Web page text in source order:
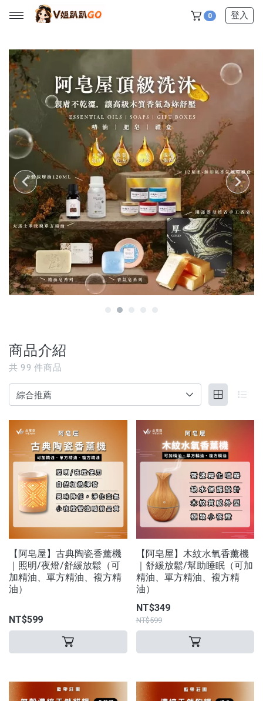
0 登入
所有產品
【V姐團購專屬優惠】
【春季下殺特賣】
【新品上市】
【美髮護理】
【服飾內著】
【居家生活】
【營養保健】
【3C家電/周邊】
品牌
服務/政策
商品介紹
共 99 件商品
【阿皂屋】古典陶瓷香薰機
｜照明/夜燈/舒緩放鬆（可
加精油、單方精油、複方精
油）
NT$599
【阿皂屋】木紋水氧香薰機
｜舒緩放鬆/幫助睡眠（可加
精油、單方精油、複方精
油）
NT$349
NT$599